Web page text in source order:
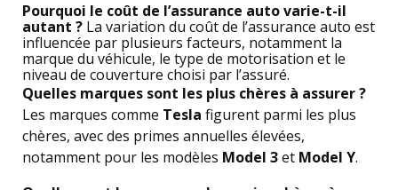
Pourquoi le coût de l’assurance auto varie-t-il
autant ? La variation du coût de l’assurance auto est
influencée par plusieurs facteurs, notamment la
marque du véhicule, le type de motorisation et le
niveau de couverture choisi par l’assuré.
Quelles marques sont les plus chères à assurer ?
Les marques comme Tesla figurent parmi les plus
chères, avec des primes annuelles élevées,
notamment pour les modèles Model 3et Model Y.